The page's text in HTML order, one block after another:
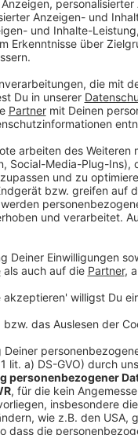
Annick Manoukian
Im Interview:
Anzeige
Das soziale
Anzeige
Der Einsatz für
vielen Jahren am
wie in der
am 6. Februar 2023
für die Opfer dieser
Weitere Infos und
Anzeige